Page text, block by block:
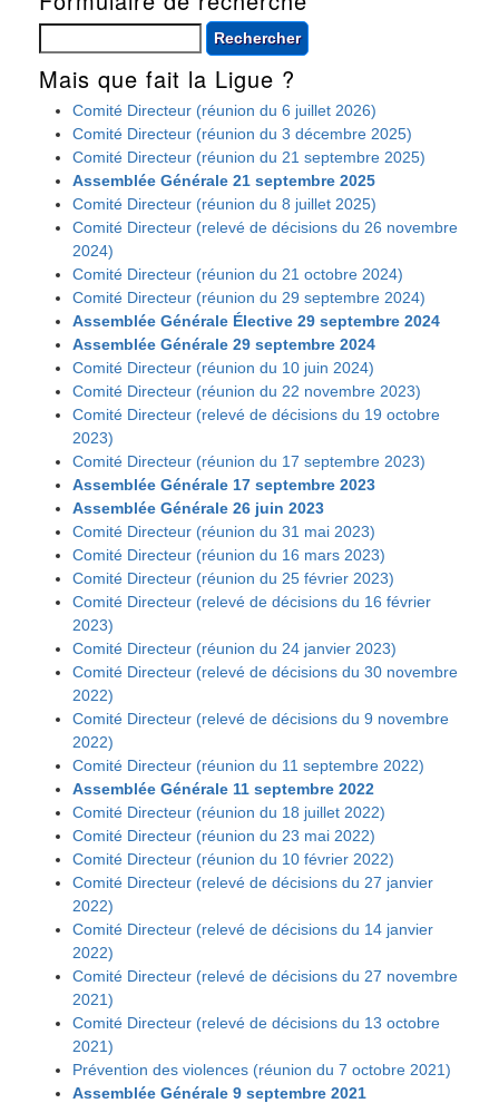
Mais que fait la Ligue ?
Comité Directeur (réunion du 6 juillet 2026)
Comité Directeur (réunion du 3 décembre 2025)
Comité Directeur (réunion du 21 septembre 2025)
Assemblée Générale 21 septembre 2025
Comité Directeur (réunion du 8 juillet 2025)
Comité Directeur (relevé de décisions du 26 novembre
2024)
Comité Directeur (réunion du 21 octobre 2024)
Comité Directeur (réunion du 29 septembre 2024)
Assemblée Générale Élective 29 septembre 2024
Assemblée Générale 29 septembre 2024
Comité Directeur (réunion du 10 juin 2024)
Comité Directeur (réunion du 22 novembre 2023)
Comité Directeur (relevé de décisions du 19 octobre
2023)
Comité Directeur (réunion du 17 septembre 2023)
Assemblée Générale 17 septembre 2023
Assemblée Générale 26 juin 2023
Comité Directeur (réunion du 31 mai 2023)
Comité Directeur (réunion du 16 mars 2023)
Comité Directeur (réunion du 25 février 2023)
Comité Directeur (relevé de décisions du 16 février
2023)
Comité Directeur (réunion du 24 janvier 2023)
Comité Directeur (relevé de décisions du 30 novembre
2022)
Comité Directeur (relevé de décisions du 9 novembre
2022)
Comité Directeur (réunion du 11 septembre 2022)
Assemblée Générale 11 septembre 2022
Comité Directeur (réunion du 18 juillet 2022)
Comité Directeur (réunion du 23 mai 2022)
Comité Directeur (réunion du 10 février 2022)
Comité Directeur (relevé de décisions du 27 janvier
2022)
Comité Directeur (relevé de décisions du 14 janvier
2022)
Comité Directeur (relevé de décisions du 27 novembre
2021)
Comité Directeur (relevé de décisions du 13 octobre
2021)
Prévention des violences (réunion du 7 octobre 2021)
Assemblée Générale 9 septembre 2021